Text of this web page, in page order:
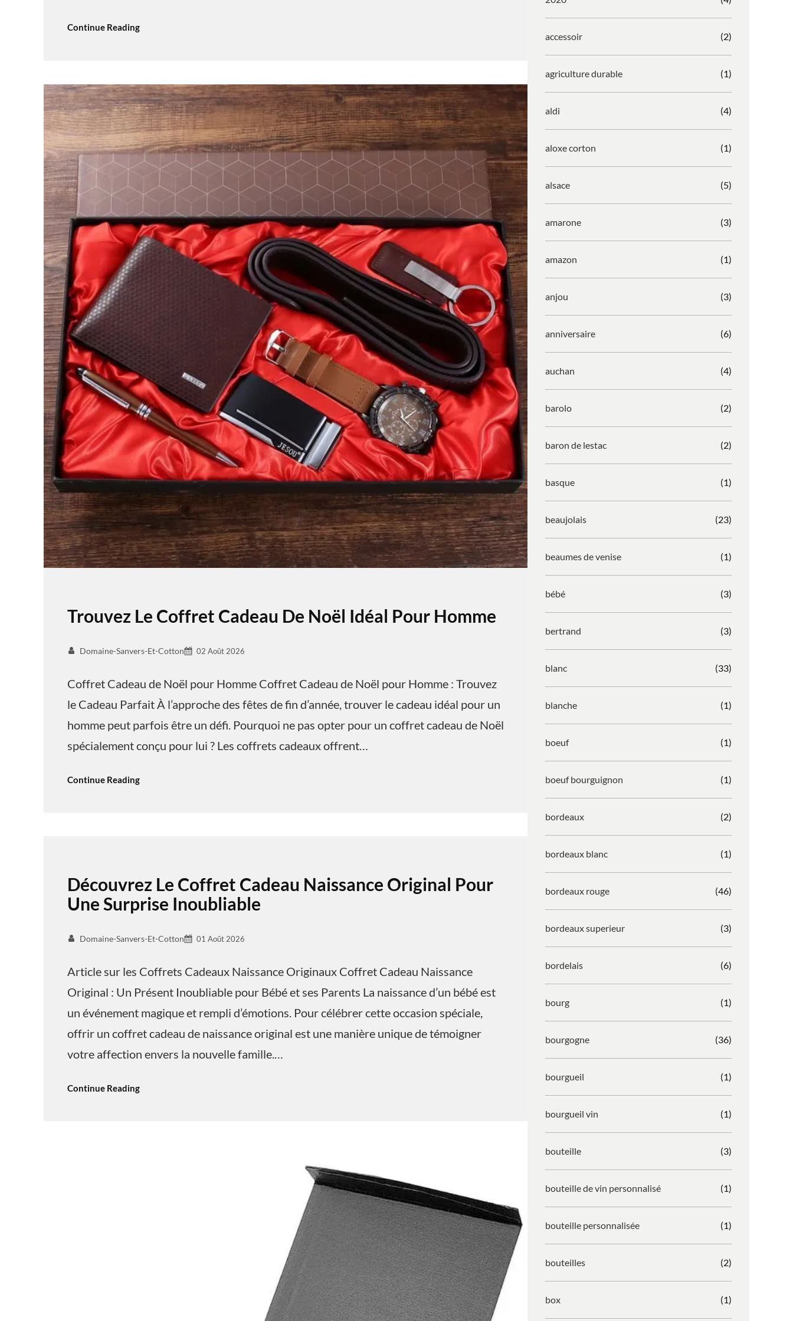
Continue Reading
Trouvez Le Coffret Cadeau De Noël Idéal Pour Homme
Domaine-Sanvers-Et-Cotton 02 Août 2026
Coffret Cadeau de Noël pour Homme Coffret Cadeau de Noël pour Homme : Trouvez
le Cadeau Parfait À l’approche des fêtes de fin d’année, trouver le cadeau idéal pour un
homme peut parfois être un défi. Pourquoi ne pas opter pour un coffret cadeau de Noël
spécialement conçu pour lui ? Les coffrets cadeaux offrent…
Continue Reading
Découvrez Le Coffret Cadeau Naissance Original Pour
Une Surprise Inoubliable
Domaine-Sanvers-Et-Cotton 01 Août 2026
Article sur les Coffrets Cadeaux Naissance Originaux Coffret Cadeau Naissance
Original : Un Présent Inoubliable pour Bébé et ses Parents La naissance d’un bébé est
un événement magique et rempli d’émotions. Pour célébrer cette occasion spéciale,
offrir un coffret cadeau de naissance original est une manière unique de témoigner
votre affection envers la nouvelle famille.…
Continue Reading
accessoir (2)
agriculture durable (1)
aldi (4)
aloxe corton (1)
alsace (5)
amarone (3)
amazon (1)
anjou (3)
anniversaire (6)
auchan (4)
barolo (2)
baron de lestac (2)
basque (1)
beaujolais (23)
beaumes de venise (1)
bébé (3)
bertrand (3)
blanc (33)
blanche (1)
boeuf (1)
boeuf bourguignon (1)
bordeaux (2)
bordeaux blanc (1)
bordeaux rouge (46)
bordeaux superieur (3)
bordelais (6)
bourg (1)
bourgogne (36)
bourgueil (1)
bourgueil vin (1)
bouteille (3)
bouteille de vin personnalisé (1)
bouteille personnalisée (1)
bouteilles (2)
box (1)